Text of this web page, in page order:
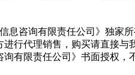
息咨询有限责任公司》独家
进行代理销售，购买请直
有限责任公司》书面授权，